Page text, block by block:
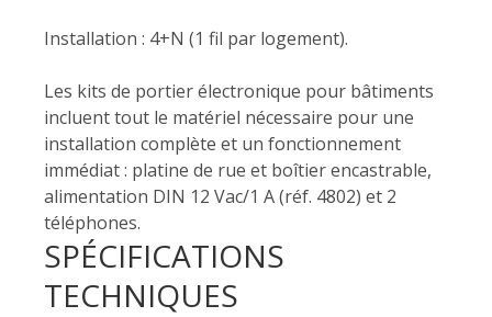
Installation : 4+N (1 fil par logement).
Les kits de portier électronique pour bâtiments
incluent tout le matériel nécessaire pour une
installation complète et un fonctionnement
immédiat : platine de rue et boîtier encastrable,
alimentation DIN 12 Vac/1 A (réf. 4802) et 2
téléphones.
SPÉCIFICATIONS
TECHNIQUES